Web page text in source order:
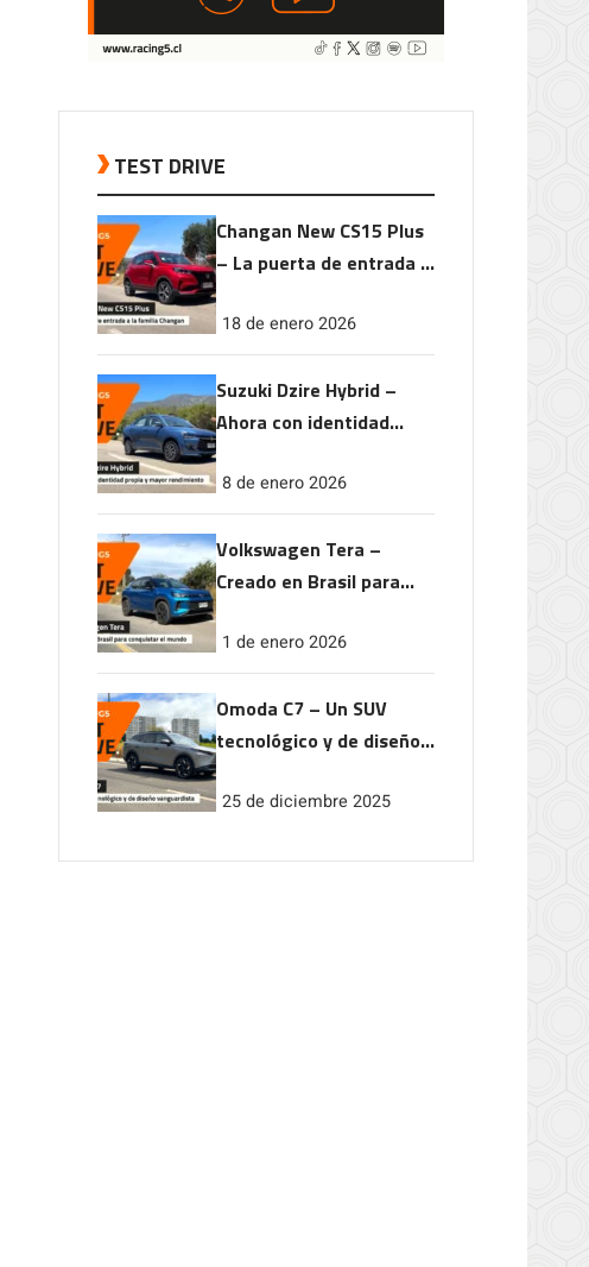
TEST DRIVE
Changan New CS15 Plus
– La puerta de entrada a
18 de enero 2026
Suzuki Dzire Hybrid –
Ahora con identidad
rendimiento
8 de enero 2026
Volkswagen Tera –
Creado en Brasil para
1 de enero 2026
Omoda C7 – Un SUV
tecnológico y de diseño
25 de diciembre 2025